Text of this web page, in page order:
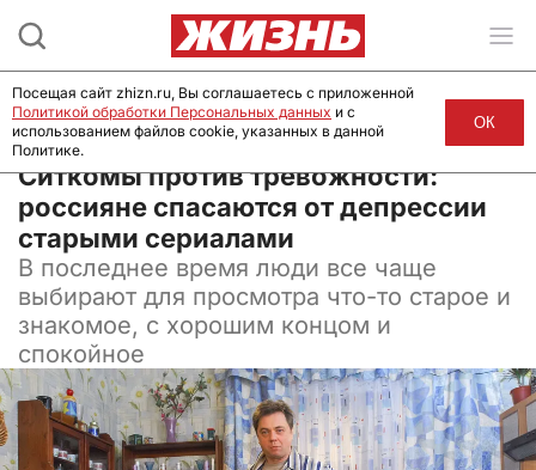
16 мая 2026, 09:00
Ситкомы против тревожности:
россияне спасаются от депрессии
старыми сериалами
В последнее время люди все чаще
выбирают для просмотра что-то старое и
знакомое, с хорошим концом и
спокойное
Посещая сайт zhizn.ru, Вы соглашаетесь с приложенной
Политикой обработки Персональных данных и с
использованием файлов cookie, указанных в данной
Политике.
ОК